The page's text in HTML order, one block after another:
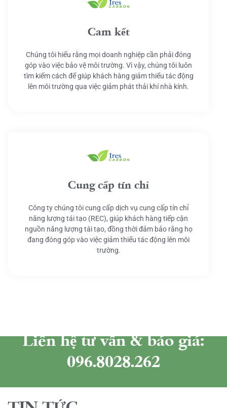
Cam kết
Chúng tôi hiểu rằng mọi doanh nghiệp cần phải đóng
góp vào việc bảo vệ môi trường. Vì vậy, chúng tôi luôn
tìm kiếm cách để giúp khách hàng giảm thiểu tác động
lên môi trường qua việc giảm phát thải khí nhà kính.
Cung cấp tín chỉ
Công ty chúng tôi cung cấp dịch vụ cung cấp tín chỉ
năng lượng tái tạo (REC), giúp khách hàng tiếp cận
nguồn năng lượng tái tạo, đồng thời đảm bảo rằng họ
đang đóng góp vào việc giảm thiểu tác động lên môi
trường.
Liên hệ tư vấn & báo giá:
096.8028.262